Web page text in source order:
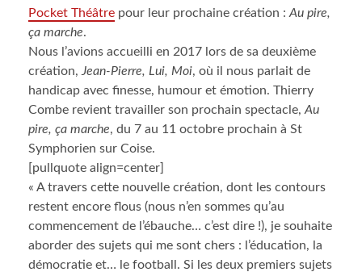
Pocket Théâtre pour leur prochaine création : Au pire,
ça marche.
Nous l’avions accueilli en 2017 lors de sa deuxième
création, Jean-Pierre, Lui, Moi, où il nous parlait de
handicap avec finesse, humour et émotion. Thierry
Combe revient travailler son prochain spectacle, Au
pire, ça marche, du 7 au 11 octobre prochain à St
Symphorien sur Coise.
[pullquote align=center]
« A travers cette nouvelle création, dont les contours
restent encore flous (nous n’en sommes qu’au
commencement de l’ébauche… c’est dire !), je souhaite
aborder des sujets qui me sont chers : l’éducation, la
démocratie et… le football. Si les deux premiers sujets